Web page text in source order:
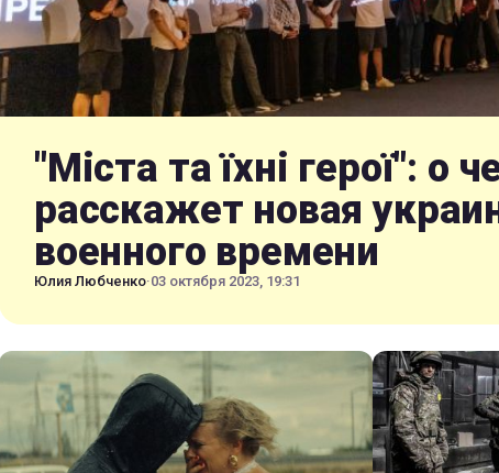
"Міста та їхні герої": о
расскажет новая
военного времени
Юлия Любченко·03 октября 2023, 19:31